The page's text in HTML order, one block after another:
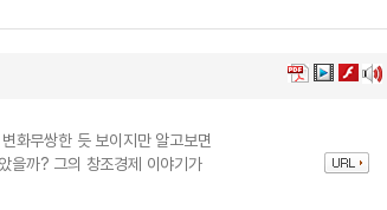
화무쌍한 듯 보이지만 알고보면
을까? 그의 창조경제 이야기가